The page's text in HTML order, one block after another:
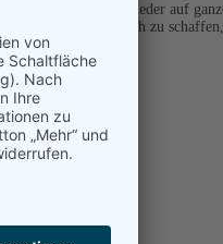
mit dem sie wieder auf
ein Kinderbuch zu